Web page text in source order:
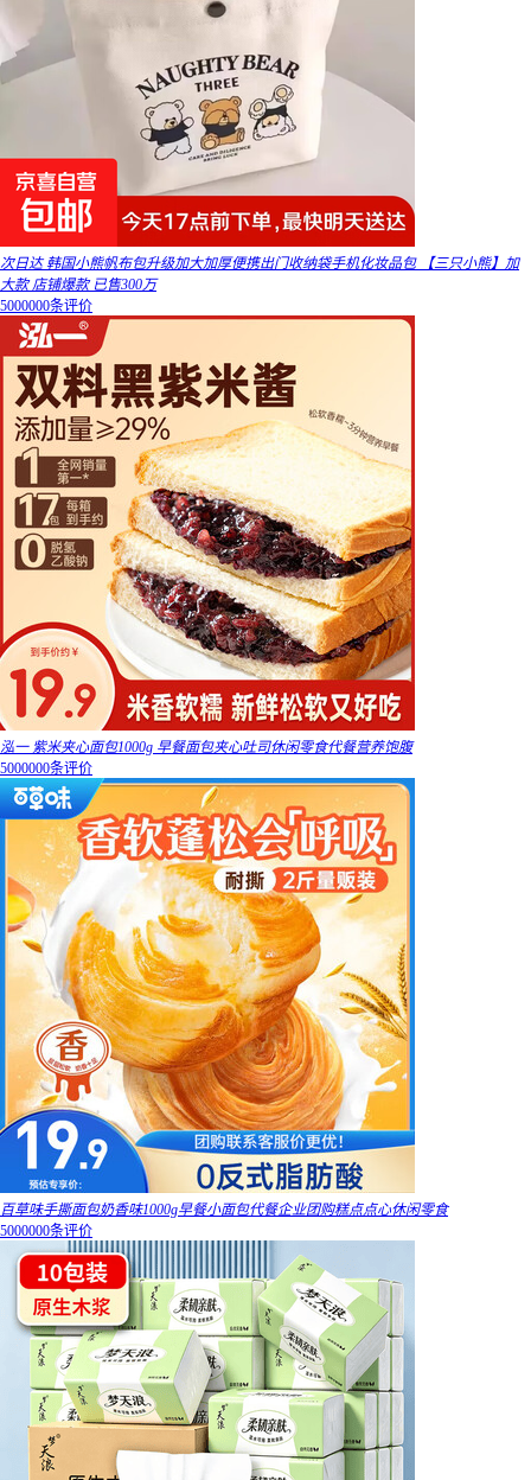
次日达 韩国小熊帆布包升级加大加厚便携出门收纳袋手机化妆品包 【三只小熊】加
大款 店铺爆款 已售300万
5000000条评价
泓一 紫米夹心面包1000g 早餐面包夹心吐司休闲零食代餐营养饱腹
5000000条评价
百草味手撕面包奶香味1000g早餐小面包代餐企业团购糕点点心休闲零食
5000000条评价